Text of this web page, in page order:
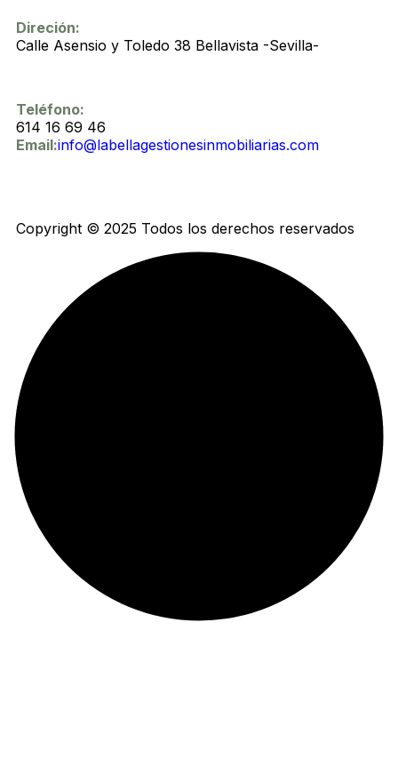
Copyright © 2025 Todos los derechos reservados
Teléfono:
614 16 69 46
Email:info@labellagestionesinmobiliarias.com
Direción:
Calle Asensio y Toledo 38 Bellavista -Sevilla-